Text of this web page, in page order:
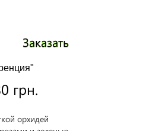
грн.
Заказать